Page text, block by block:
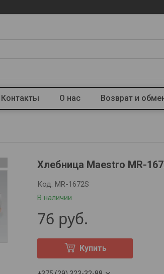
Контакты О нас Возврат и
Хлебница Maestro MR-
В наличии
Код: MR-1672S
76 руб.
Купить